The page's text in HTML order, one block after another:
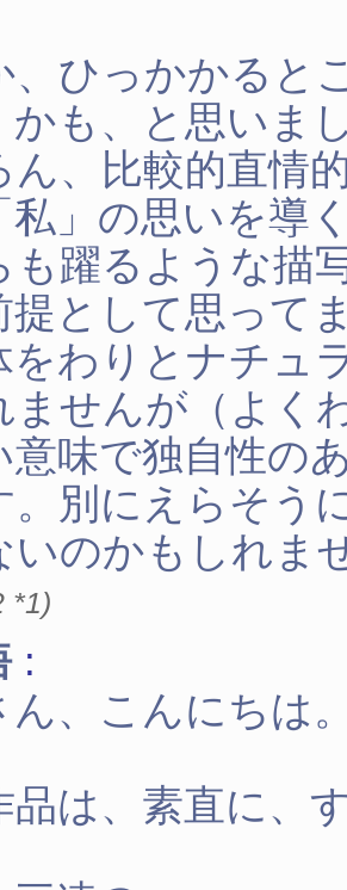
、ひっかかると
かも、と思いま
ん、比較的直情
私」の思いを導
も躍るような描
提として思って
をわりとナチュ
ませんが（よく
意味で独自性の
。別にえらそう
いのかもしれま
*1)
:
ん、こんにちは
品は、素直に、